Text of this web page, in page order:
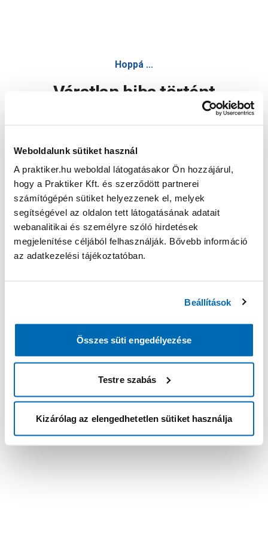
Weboldalunk sütiket használ
A praktiker.hu weboldal látogatásakor Ön hozzájárul,
hogy a Praktiker Kft. és szerződött partnerei
számítógépén sütiket helyezzenek el, melyek
segítségével az oldalon tett látogatásának adatait
webanalitikai és személyre szóló hirdetések
megjelenítése céljából felhasználják. Bővebb információ
az adatkezelési tájékoztatóban.
Beállítások
Összes süti engedélyezése
Testre szabás
Kizárólag az elengedhetetlen sütiket használja
Hoppá ...
Váratlan hiba történt
Oldal újratöltése